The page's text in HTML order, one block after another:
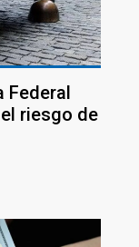
riesgo de